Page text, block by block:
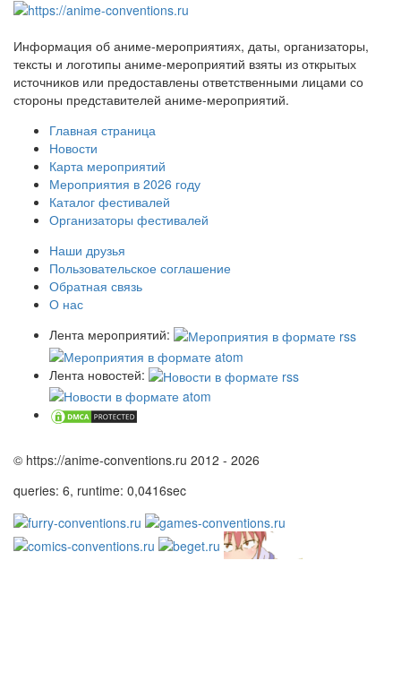
Информация об аниме-мероприятиях, даты, организаторы,
тексты и логотипы аниме-мероприятий взяты из открытых
источников или предоставлены ответственными лицами со
стороны представителей аниме-мероприятий.
Главная страница
Новости
Карта мероприятий
Мероприятия в 2026 году
Каталог фестивалей
Организаторы фестивалей
Наши друзья
Пользовательское соглашение
Обратная связь
О нас
Лента мероприятий:
Лента новостей:
© https://anime-conventions.ru 2012 - 2026
queries: 6, runtime: 0,0416sec